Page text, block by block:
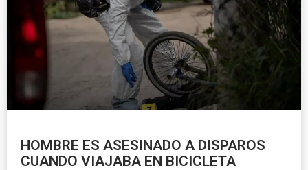
HOMBRE ES ASESINADO A DISPAROS
CUANDO VIAJABA EN BICICLETA